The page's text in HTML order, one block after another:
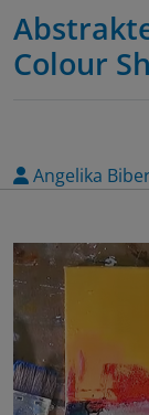
Colour
Angelika